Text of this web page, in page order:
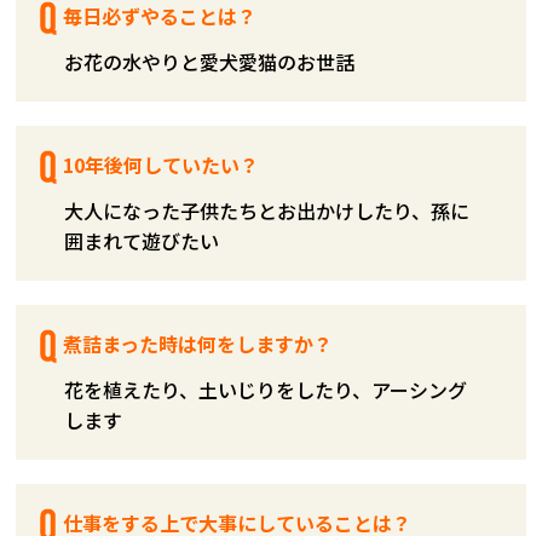
毎日必ずやることは？
お花の水やりと愛犬愛猫のお世話
10年後何していたい？
大人になった子供たちとお出かけしたり、孫に
囲まれて遊びたい
煮詰まった時は何をしますか？
花を植えたり、土いじりをしたり、アーシング
します
仕事をする上で大事にしていることは？